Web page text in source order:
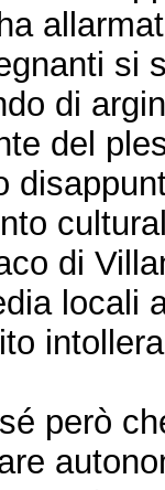
si
di
del
di
locali
però